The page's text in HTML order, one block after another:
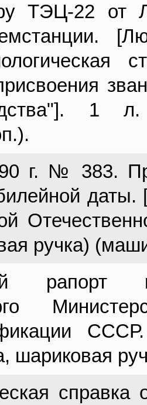
ТЭЦ-22 от
1
г. № 383.
ручка)
рапорт
шариковая